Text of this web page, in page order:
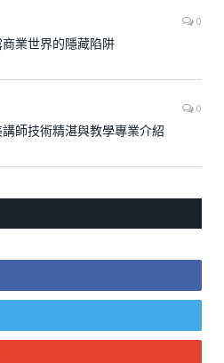
0
業世界的隱藏陷阱
0
師技術精湛與教學專業介紹